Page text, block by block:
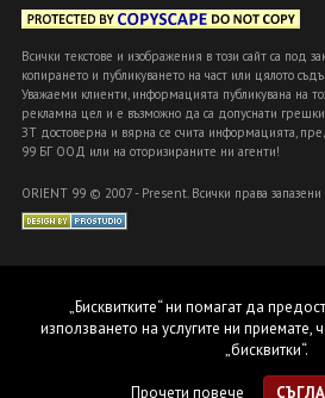
Всички текстове и изображения в този сайт са под
копирането и публикуването на част или цялото
Уважаеми клиенти, информацията публикувана на
рекламна цел и е възможно да са допуснати грешки.
ЗТ достоверна и вярна се счита информацията,
99 БГ ООД или на оторизираните ни агенти!
ORIENT 99 © 2007 - Present. Всички права запазени
„Бисквитките“ ни помагат да
използването на услугите ни
„бисквитки“.
Прочети повече